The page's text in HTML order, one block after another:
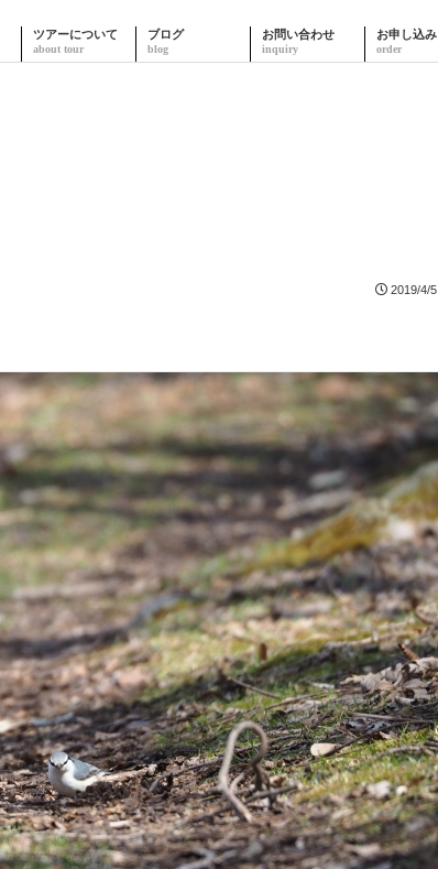
ツアーについて ブログ お問い合わせ お申し込み
2019/4/5